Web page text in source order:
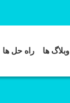
وبلاگ ها راه حل ها